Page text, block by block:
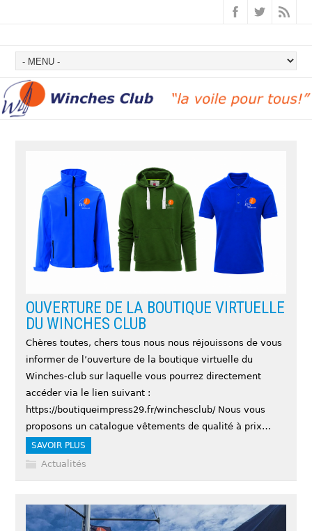
OUVERTURE DE LA BOUTIQUE VIRTUELLE
DU WINCHES CLUB
Chères toutes, chers tous nous nous réjouissons de vous
informer de l’ouverture de la boutique virtuelle du
Winches-club sur laquelle vous pourrez directement
accéder via le lien suivant :
https://boutiqueimpress29.fr/winchesclub/ Nous vous
proposons un catalogue vêtements de qualité à prix…
SAVOIR PLUS
Actualités